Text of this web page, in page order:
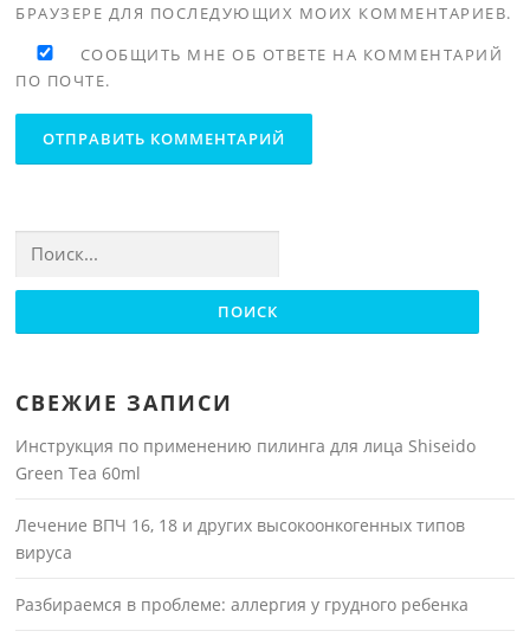
БРАУЗЕРЕ ДЛЯ ПОСЛЕДУЮЩИХ МОИХ КОММЕНТАРИЕВ.
СООБЩИТЬ МНЕ ОБ ОТВЕТЕ НА КОММЕНТАРИЙ
ПО ПОЧТЕ.
СВЕЖИЕ ЗАПИСИ
Инструкция по применению пилинга для лица Shiseido
Green Tea 60ml
Лечение ВПЧ 16, 18 и других высокоонкогенных типов
вируса
Разбираемся в проблеме: аллергия у грудного ребенка